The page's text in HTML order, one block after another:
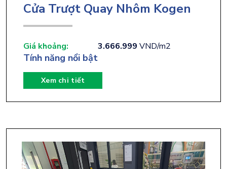
Cửa Trượt Quay Nhôm Kogen
Giá khoảng: 3.666.999 VND/m2
Tính năng nổi bật
Xem chi tiết